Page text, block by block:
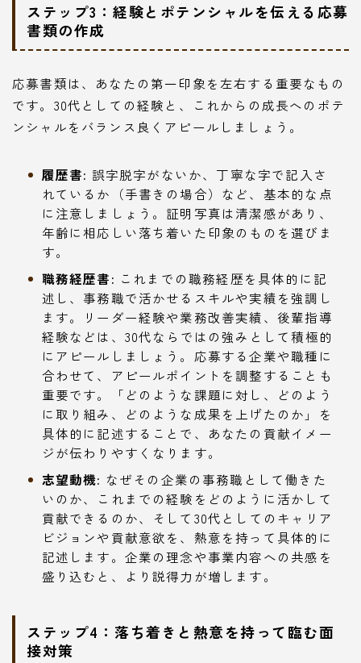
ステップ3：経験とポテンシャルを伝える応募
書類の作成
応募書類は、あなたの第一印象を左右する重要なもの
です。30代としての経験と、これからの成長へのポテ
ンシャルをバランス良くアピールしましょう。
履歴書: 誤字脱字がないか、丁寧な字で記入さ
れているか（手書きの場合）など、基本的な点
に注意しましょう。証明写真は清潔感があり、
年齢に相応しい落ち着いた印象のものを選びま
す。
職務経歴書: これまでの職務経歴を具体的に記
述し、事務職で活かせるスキルや実績を強調し
ます。リーダー経験や業務改善実績、後輩指導
経験などは、30代ならではの強みとして積極的
にアピールしましょう。応募する企業や職種に
合わせて、アピールポイントを調整することも
重要です。「どのような課題に対し、どのよう
に取り組み、どのような成果を上げたのか」を
具体的に記述することで、あなたの貢献イメー
ジが伝わりやすくなります。
志望動機: なぜその企業の事務職として働きた
いのか、これまでの経験をどのように活かして
貢献できるのか、そして30代としてのキャリア
ビジョンや貢献意欲を、熱意を持って具体的に
記述します。企業の理念や事業内容への共感を
盛り込むと、より説得力が増します。
ステップ4：落ち着きと熱意を持って臨む面
接対策